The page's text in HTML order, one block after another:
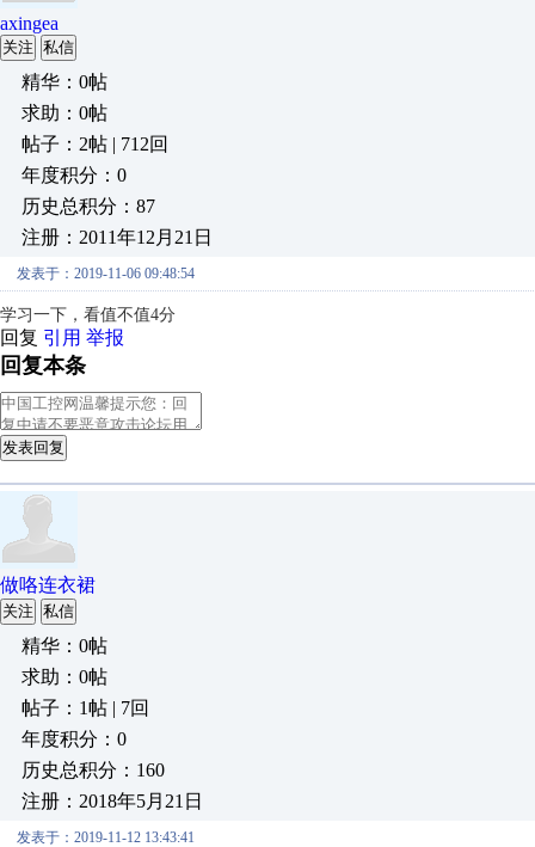
axingea
关注 私信
精华：0帖
求助：0帖
帖子：2帖 | 712回
年度积分：0
历史总积分：87
注册：2011年12月21日
发表于：2019-11-06 09:48:54
学习一下，看值不值4分
回复 引用 举报
回复本条
发表回复
做咯连衣裙
关注 私信
精华：0帖
求助：0帖
帖子：1帖 | 7回
年度积分：0
历史总积分：160
注册：2018年5月21日
发表于：2019-11-12 13:43:41